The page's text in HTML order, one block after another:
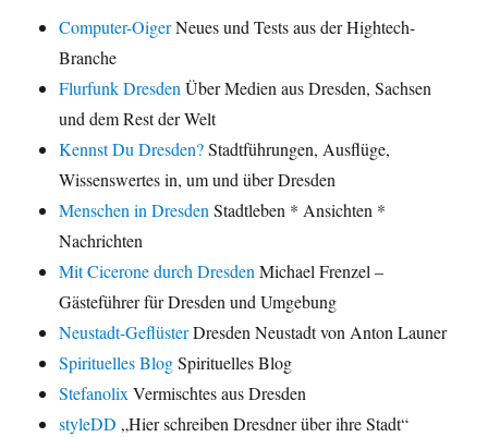
Computer-OigerNeues und Tests aus der Hightech-
Branche
Flurfunk DresdenÜber Medien aus Dresden, Sachsen
und dem Rest der Welt
Kennst Du Dresden?Stadtführungen, Ausflüge,
Wissenswertes in, um und über Dresden
Menschen in DresdenStadtleben * Ansichten *
Nachrichten
Mit Cicerone durch DresdenMichael Frenzel –
Gästeführer für Dresden und Umgebung
Neustadt-GeflüsterDresden Neustadt von Anton Launer
Spirituelles BlogSpirituelles Blog
StefanolixVermischtes aus Dresden
styleDD „Hier schreiben Dresdner über ihre Stadt“